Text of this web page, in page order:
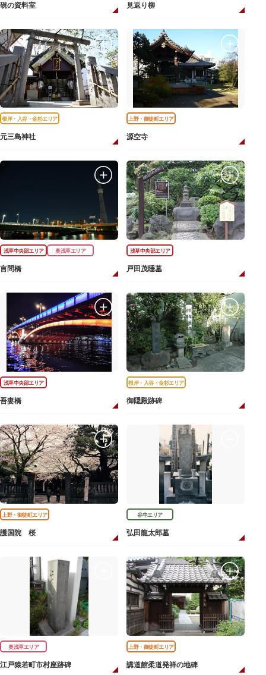
硯の資料室 見返り柳
根岸・入谷・金杉エリア
元三島神社
上野・御徒町エリア
源空寺
浅草中央部エリア 奥浅草エリア
言問橋
浅草中央部エリア
戸田茂睡墓
浅草中央部エリア
吾妻橋
根岸・入谷・金杉エリア
御隠殿跡碑
上野・御徒町エリア
護国院 桜
谷中エリア
弘田龍太郎墓
奥浅草エリア
江戸猿若町市村座跡碑
上野・御徒町エリア
講道館柔道発祥の地碑